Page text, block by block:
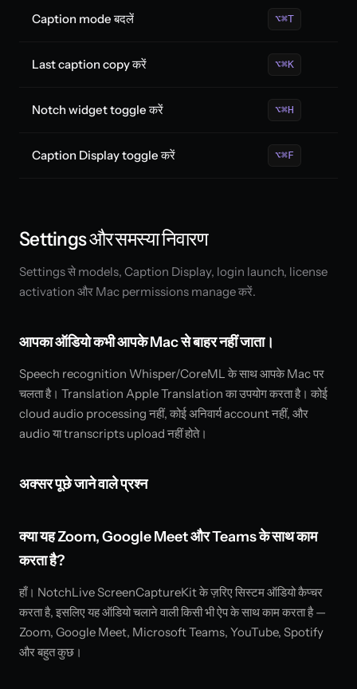
Caption mode बदलें ⌥⌘T
Last caption copy करें ⌥⌘K
Notch widget toggle करें ⌥⌘H
Caption Display toggle करें ⌥⌘F
Settings और समस्या निवारण
Settings से models, Caption Display, login launch, license
activation और Mac permissions manage करें.
आपका ऑडियो कभी आपके Mac से बाहर नहीं जाता।
Speech recognition Whisper/CoreML के साथ आपके Mac पर
चलता है। Translation Apple Translation का उपयोग करता है। कोई
cloud audio processing नहीं, कोई अनिवार्य account नहीं, और
audio या transcripts upload नहीं होते।
अक्सर पूछे जाने वाले प्रश्न
क्या यह Zoom, Google Meet और Teams के साथ काम
करता है?
हाँ। NotchLive ScreenCaptureKit के ज़रिए सिस्टम ऑडियो कैप्चर
करता है, इसलिए यह ऑडियो चलाने वाली किसी भी ऐप के साथ काम करता है —
Zoom, Google Meet, Microsoft Teams, YouTube, Spotify
और बहुत कुछ।